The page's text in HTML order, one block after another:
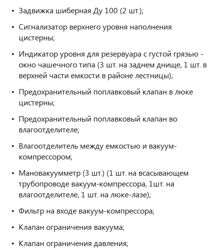
Задвижка шиберная Ду 100 (2 шт.);
Сигнализатор верхнего уровня наполнения
цистерны;
Индикатор уровня для резервуара с густой грязью -
окно чашечного типа (3 шт. на заднем днище, 1 шт. в
верхней части емкости в районе лестницы);
Предохранительный поплавковый клапан в люке
цистерны;
Предохранительный поплавковый клапан во
влагоотделителе;
Влагоотделитель между емкостью и вакуум-
компрессором;
Мановакуумметр (3 шт.) (1 шт. на всасывающем
трубопроводе вакуум-компрессора, 1шт. на
влагоотделителе, 1 шт. на люке-лазе);
Фильтр на входе вакуум-компрессора;
Клапан ограничения вакуума;
Клапан ограничения давления;